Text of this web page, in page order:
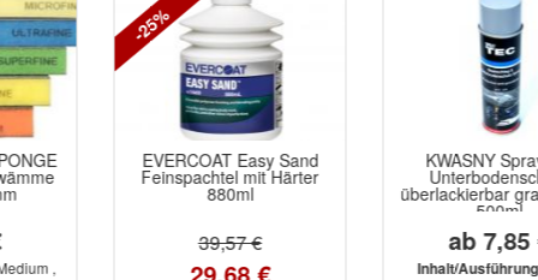
EVERCOAT Easy Sand
Feinspachtel mit Härter
-25%
KWASNY SprayTec
Unterbodenschutz
überlackierbar grau Spray
ab 7,85 €
Inhalt/Ausführung:grau,